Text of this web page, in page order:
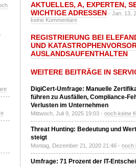
AKTUELLES, A, EXPERTEN,
WICHTIGE ADRESSEN - Jan. 13,
keine Kommentare
REGISTRIERUNG BEI
UND
AUSLANDSAUFENTHALTEN
WEITERE BEITRÄGE IN
DigiCert-Umfrage: Manuelle
führen zu Ausfällen, Compliance-
Verlusten im Unternehmen
Mittwoch, Juli 9, 2025 19:03 - noch keine
Threat Hunting: Bedeutung und
steigt
Montag, Dezember 21, 2020 21:46 - noch
Umfrage: 71 Prozent der IT-